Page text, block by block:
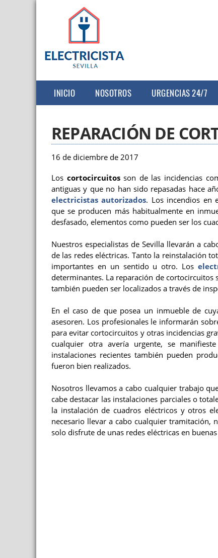
INICIO NOSOTROS URGENCIAS 24/7
REPARACIÓN DE
16 de diciembre de 2017
Los cortocircuitosson de las incidencias
antiguas y que no han sido repasadas hace
electricistas autorizados. Los incendios en
que se producen más habitualmente en
desfasado, elementos como pueden ser los
Nuestros especialistas de Sevilla llevarán a
de las redes eléctricas. Tanto la reinstalación
importantes en un sentido u otro. Los
determinantes. La reparación de cortocircuitos
también pueden ser localizados a través de
En el caso de que posea un inmueble de
asesoren. Los profesionales le informarán
para evitar cortocircuitos y otras incidencias
cualquier otra avería urgente, se
instalaciones recientes también pueden
fueron bien realizados.
Nosotros llevamos a cabo cualquier trabajo
cabe destacar las instalaciones parciales o
la instalación de cuadros eléctricos y otros
necesario llevar a cabo cualquier tramitación,
solo disfrute de unas redes eléctricas en